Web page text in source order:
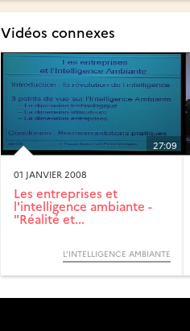
Vidéos connexes
27:09
01 JANVIER 2008
Les entreprises et
l'intelligence ambiante -
"Réalité et...
L’INTELLIGENCE AMBIANTE